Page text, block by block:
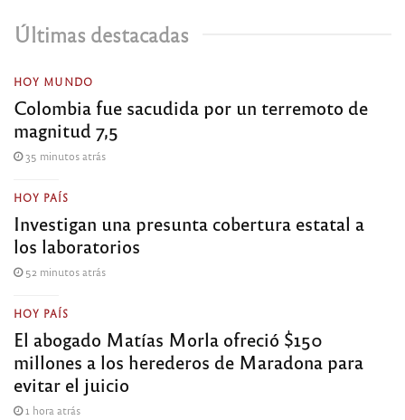
Últimas destacadas
HOY MUNDO
Colombia fue sacudida por un terremoto de
magnitud 7,5
35 minutos atrás
HOY PAÍS
Investigan una presunta cobertura estatal a
los laboratorios
52 minutos atrás
HOY PAÍS
El abogado Matías Morla ofreció $150
millones a los herederos de Maradona para
evitar el juicio
1 hora atrás